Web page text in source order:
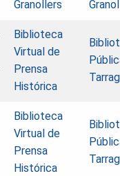
Granollers
Biblioteca
Virtual de
Prensa
Histórica
Biblioteca
Virtual de
Prensa
Histórica